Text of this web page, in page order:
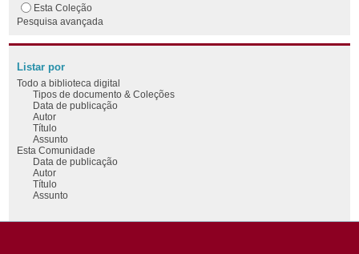
Esta Coleção
Pesquisa avançada
Listar por
Todo a biblioteca digital
Tipos de documento & Coleções
Data de publicação
Autor
Título
Assunto
Esta Comunidade
Data de publicação
Autor
Título
Assunto